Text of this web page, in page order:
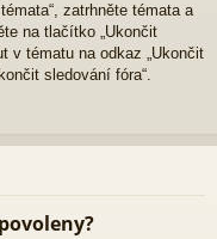
zatrhněte témata a
na tlačítko „Ukončit
v tématu na odkaz „Ukončit
sledování fóra“.